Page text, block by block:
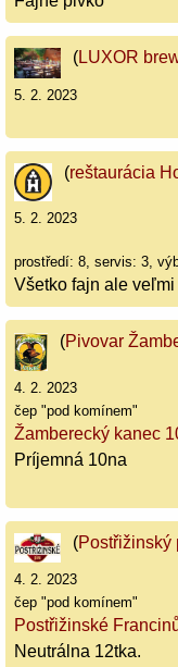
(LUXOR
5. 2. 2023
(reštaurácia
5. 2. 2023
prostředí: 8, servis: 3,
Všetko fajn ale
(Pivovar
4. 2. 2023
čep "pod komínem"
Žamberecký kanec
Príjemná 10na
(Postřižinský
4. 2. 2023
čep "pod komínem"
Postřižinské
Neutrálna 12tka.